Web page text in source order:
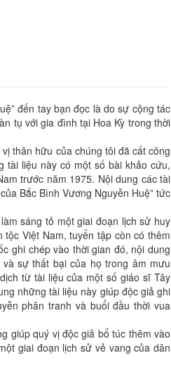
đến tay bạn đọc là do sự cộng tác
tụ với gia đình tại Hoa Kỳ trong thời
thân hữu của chúng tôi đã cất công
tài liệu này có một số bài khảo cứu,
trước năm 1975. Nội dung các tài
Bắc Bình Vương Nguyễn Huệ” tức
sáng tỏ một giai đoạn lịch sử huy
Việt Nam, tuyển tập còn có thêm
ghi chép vào thời gian đó, nội dung
sự thất bại của họ trong âm mưu
từ tài liệu của một số giáo sĩ Tây
những tài liệu này giúp độc giả ghi
phân tranh và buổi đầu thời vua
giúp quý vị độc giả bổ túc thêm vào
giai đoạn lịch sử vẻ vang của dân